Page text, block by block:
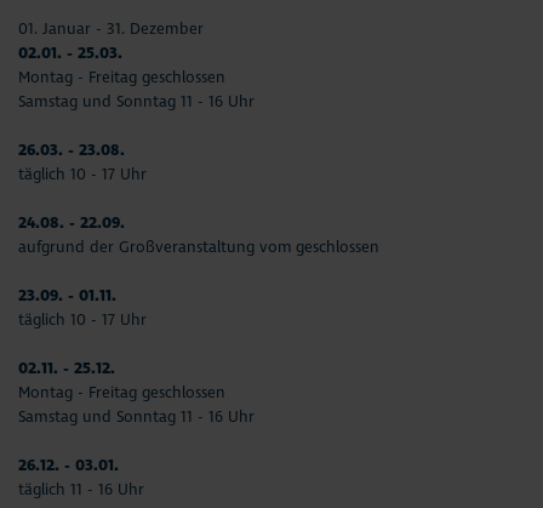
01. Januar - 31. Dezember
02.01. - 25.03.
Montag - Freitag geschlossen
Samstag und Sonntag 11 - 16 Uhr
26.03. - 23.08.
täglich 10 - 17 Uhr
24.08. - 22.09.
aufgrund der Großveranstaltung vom geschlossen
23.09. - 01.11.
täglich 10 - 17 Uhr
02.11. - 25.12.
Montag - Freitag geschlossen
Samstag und Sonntag 11 - 16 Uhr
26.12. - 03.01.
täglich 11 - 16 Uhr